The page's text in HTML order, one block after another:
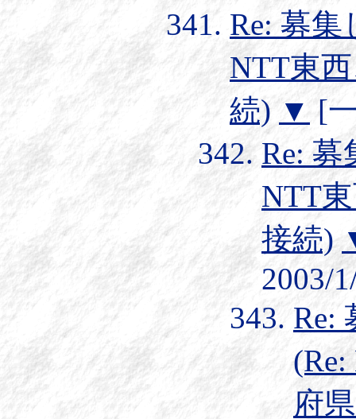
Re: 募
NTT東
続) ▼ [
Re:
NTT
接続)
2003/
Re:
府